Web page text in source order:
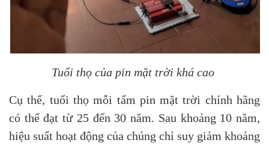
Tuổi thọ của pin mặt trời khá cao
Cụ thể, tuổi thọ mỗi tấm pin mặt trời chính hãng
có thể đạt từ 25 đến 30 năm. Sau khoảng 10 năm,
hiệu suất hoạt động của chúng chỉ suy giảm khoảng